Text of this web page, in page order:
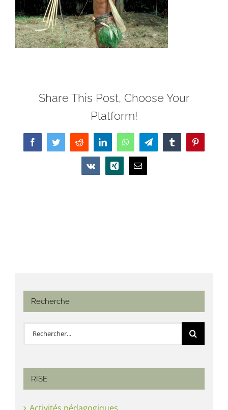
Share This Post, Choose Your
Platform!
FacebookTwitterReddit LinkedInWhatsAppTelegramTumblrPinterest
Vk Xing Email
Recherche
Rechercher:
RISE